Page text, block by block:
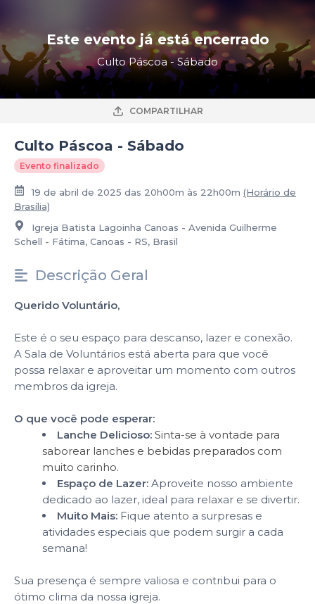
Este evento já está encerrado
Culto Páscoa - Sábado
COMPARTILHAR
Culto Páscoa - Sábado
Evento finalizado
19 de abril de 2025 das 20h00m às 22h00m (Horário de
Brasília)
Igreja Batista Lagoinha Canoas - Avenida Guilherme
Schell - Fátima, Canoas - RS, Brasil
Descrição Geral
Querido Voluntário,
Este é o seu espaço para descanso, lazer e conexão.
A Sala de Voluntários está aberta para que você
possa relaxar e aproveitar um momento com outros
membros da igreja.
O que você pode esperar:
Lanche Delicioso: Sinta-se à vontade para
saborear lanches e bebidas preparados com
muito carinho.
Espaço de Lazer: Aproveite nosso ambiente
dedicado ao lazer, ideal para relaxar e se divertir.
Muito Mais: Fique atento a surpresas e
atividades especiais que podem surgir a cada
semana!
Sua presença é sempre valiosa e contribui para o
ótimo clima da nossa igreja.